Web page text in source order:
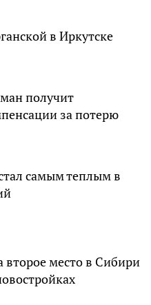
в Иркутске
получит
за потерю
самым теплым в
второе место в Сибири